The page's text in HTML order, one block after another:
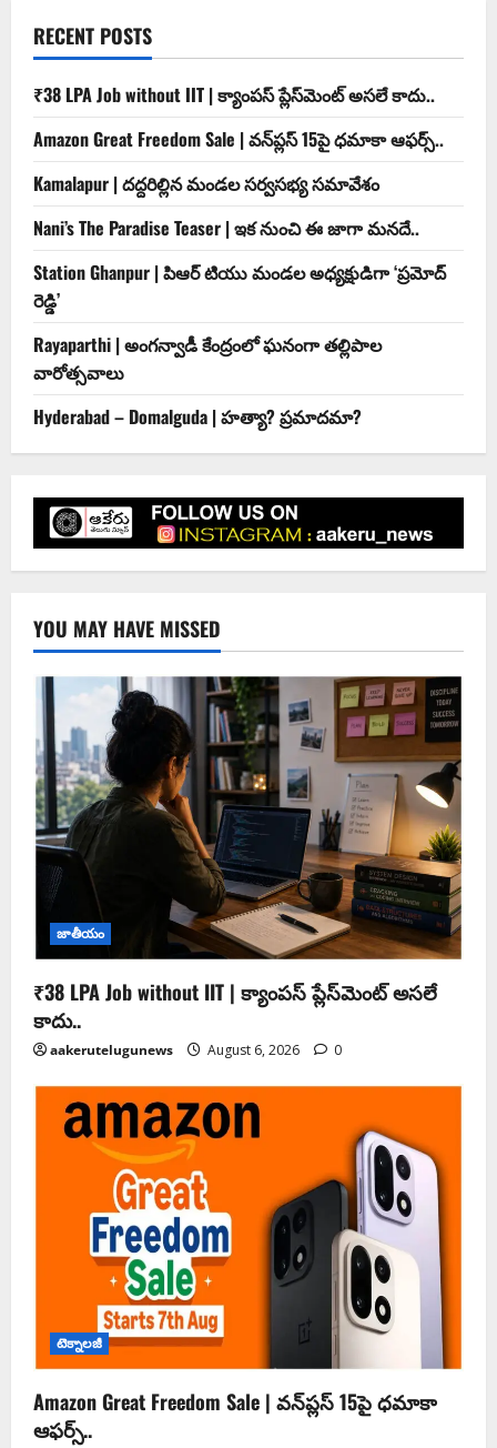
RECENT POSTS
₹38 LPA Job without IIT | క్యాంపస్ ప్లేస్‌మెంట్ అసలే కాదు..
Amazon Great Freedom Sale | వన్‌ప్లస్ 15పై ధమాకా ఆఫర్స్..
Kamalapur | దద్దరిల్లిన మండల సర్వసభ్య సమావేశం
Nani’s The Paradise Teaser | ఇక నుంచి ఈ జాగా మనదే..
Station Ghanpur | పిఆర్ టియు మండల అధ్యక్షుడిగా ‘ప్రమోద్
రెడ్డి’
Rayaparthi | అంగన్వాడీ కేంద్రంలో ఘనంగా తల్లిపాల
వారోత్సవాలు
Hyderabad – Domalguda | హత్యా? ప్రమాదమా?
YOU MAY HAVE MISSED
జాతీయం
₹38 LPA Job without IIT | క్యాంపస్ ప్లేస్‌మెంట్ అసలే
కాదు..
aakerutelugunews August 6, 2026 0
టెక్నాలజీ
Amazon Great Freedom Sale | వన్‌ప్లస్ 15పై ధమాకా
ఆఫర్స్..